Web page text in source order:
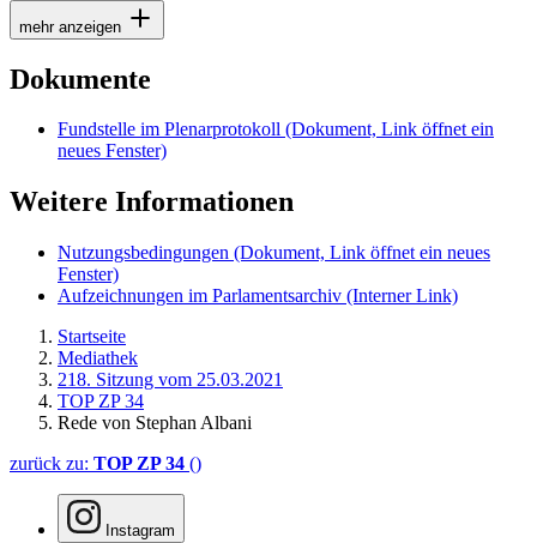
mehr anzeigen
Dokumente
Fundstelle im Plenarprotokoll (Dokument, Link öffnet ein
neues Fenster)
Weitere Informationen
Nutzungsbedingungen (Dokument, Link öffnet ein neues
Fenster)
Aufzeichnungen im Parlamentsarchiv (Interner Link)
Startseite
Mediathek
218. Sitzung vom 25.03.2021
TOP ZP 34
Rede von Stephan Albani
zurück zu: TOP ZP 34 ()
Instagram